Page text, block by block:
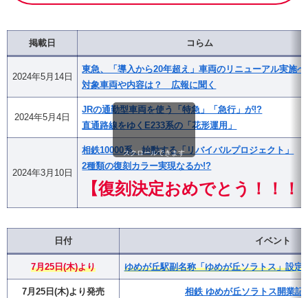
掲載日 コらム
2024年5月14日
東急、「導入から20年超え」車両のリニューアル実施へ
対象車両や内容は？ 広報に聞く
2024年5月4日
JRの通勤型車両を使う「特急」「急行」が!?
直通路線をゆくE233系の「花形運用」
2024年3月10日
相鉄10000系、始動する「リバイバルプロジェクト」
2種類の復刻カラー実現なるか!?
【復刻決定おめでとう！！！
スクロールできます
日付 イベント
7月25日(木)より ゆめが丘駅副名称「ゆめが丘ソラトス」設定
7月25日(木)より発売 相鉄 ゆめが丘ソラトス開業記